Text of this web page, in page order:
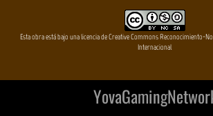
Esta obra está bajo una licencia de Creative Commons Reconocimiento-
Internacional